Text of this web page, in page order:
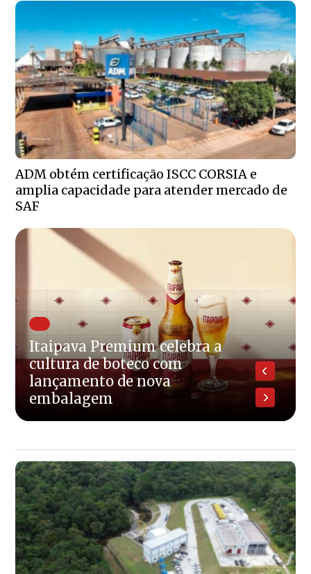
ADM obtém certificação ISCC CORSIA e
amplia capacidade para atender mercado de
SAF
Itaipava Premium celebra a
cultura de boteco com
lançamento de nova
embalagem